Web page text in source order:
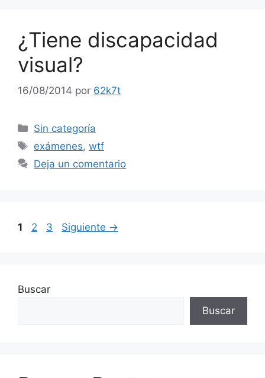
¿Tiene discapacidad
visual?
16/08/2014 por 62k7t
Categorías
Sin categoría
Etiquetas
exámenes,wtf
Deja un comentario
Página
1 Página
2 Página
3 Siguiente →
Buscar
Buscar